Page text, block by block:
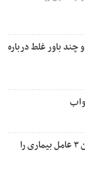
باور غلط درباره
هشدار جدی درباره تشنج کودکان؛ این ۳ عامل بیماری را